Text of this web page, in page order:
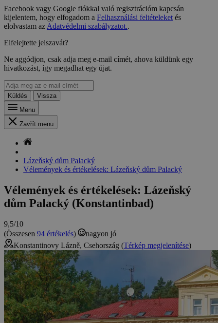
Facebook vagy Google fiókkal való regisztrációm kapcsán
kijelentem, hogy elfogadom a Felhasználási feltételeketés
elolvastam azAdatvédelmi szabályzatot..
Elfelejtette jelszavát?
Ne aggódjon, csak adja meg e-mail címét, ahova küldünk egy
hivatkozást, így megadhat egy újat.
Küldés
Vissza
Menu
Zavřít menu
Lázeňský dům Palacký
Vélemények és értékelések: Lázeňský dům Palacký
Vélemények és értékelések: Lázeňský
dům Palacký (Konstantinbad)
9,5/10
(Összesen 94 értékelés)
nagyon jó
Konstantinovy Lázně, Csehország (Térkép megjelenítése)